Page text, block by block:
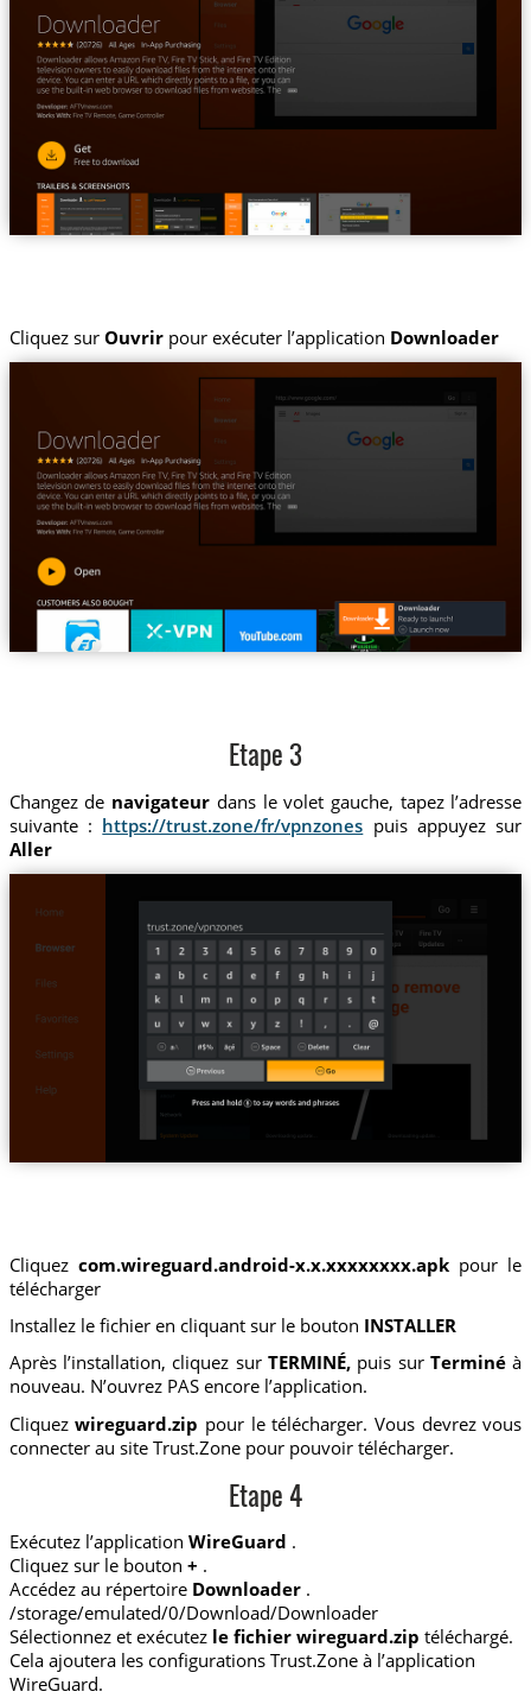
Cliquez sur Ouvrirpour exécuter l’application Downloader
Etape 3
Changez de navigateur dans le volet gauche, tapez l’adresse
suivante : https://trust.zone/fr/vpnzones puis appuyez sur
Aller
Cliquez com.wireguard.android-x.x.xxxxxxxx.apkpour le
télécharger
Installez le fichier en cliquant sur le bouton INSTALLER
Après l’installation, cliquez sur TERMINÉ, puis surTerminé à
nouveau. N’ouvrez PAS encore l’application.
Cliquezwireguard.zip pour le télécharger. Vous devrez vous
connecter au site Trust.Zone pour pouvoir télécharger.
Etape 4
Exécutez l’application WireGuard .
Cliquez sur le bouton + .
Accédez au répertoire Downloader.
/storage/emulated/0/Download/Downloader
Sélectionnez et exécutez le fichier wireguard.zip téléchargé.
Cela ajoutera les configurations Trust.Zone à l’application
WireGuard.